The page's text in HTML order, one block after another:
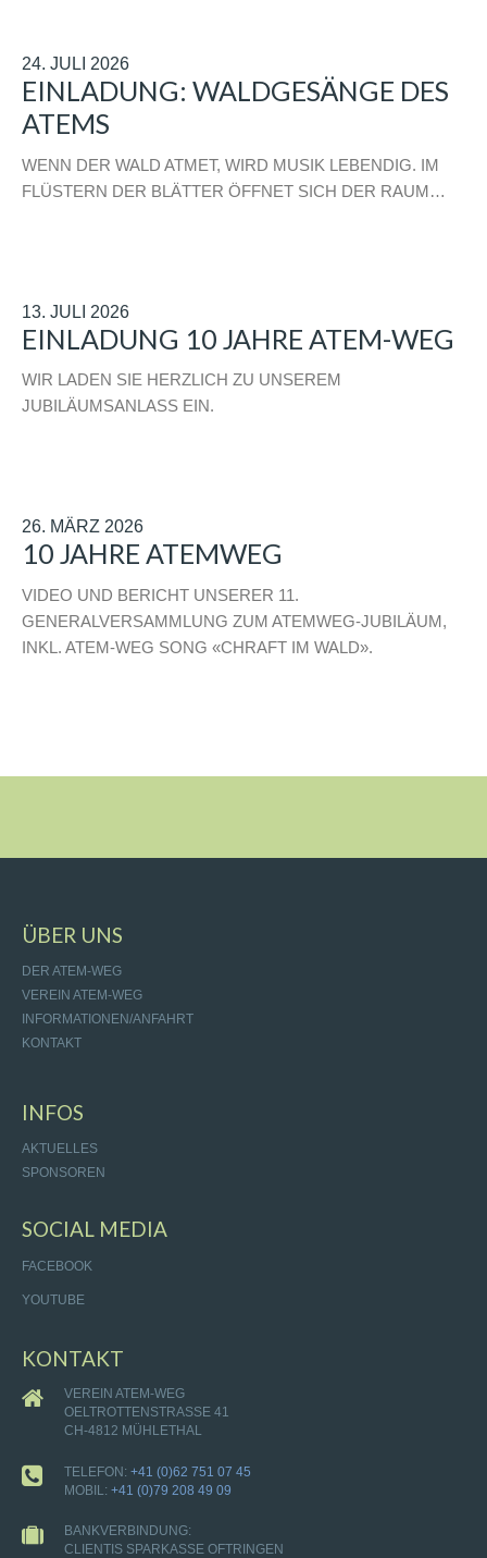
24. JULI 2026
EINLADUNG: WALDGESÄNGE DES
ATEMS
WENN DER WALD ATMET, WIRD MUSIK LEBENDIG. IM
FLÜSTERN DER BLÄTTER ÖFFNET SICH DER RAUM…
13. JULI 2026
EINLADUNG 10 JAHRE ATEM-WEG
WIR LADEN SIE HERZLICH ZU UNSEREM
JUBILÄUMSANLASS EIN.
26. MÄRZ 2026
10 JAHRE ATEMWEG
VIDEO UND BERICHT UNSERER 11.
GENERALVERSAMMLUNG ZUM ATEMWEG-JUBILÄUM,
INKL. ATEM-WEG SONG «CHRAFT IM WALD».
ÜBER UNS
DER ATEM-WEG
VEREIN ATEM-WEG
INFORMATIONEN/ANFAHRT
KONTAKT
INFOS
AKTUELLES
SPONSOREN
SOCIAL MEDIA
FACEBOOK
YOUTUBE
KONTAKT
VEREIN ATEM-WEG
OELTROTTENSTRASSE 41
CH-4812 MÜHLETHAL
TELEFON: +41 (0)62 751 07 45
MOBIL: +41 (0)79 208 49 09
BANKVERBINDUNG:
CLIENTIS SPARKASSE OFTRINGEN